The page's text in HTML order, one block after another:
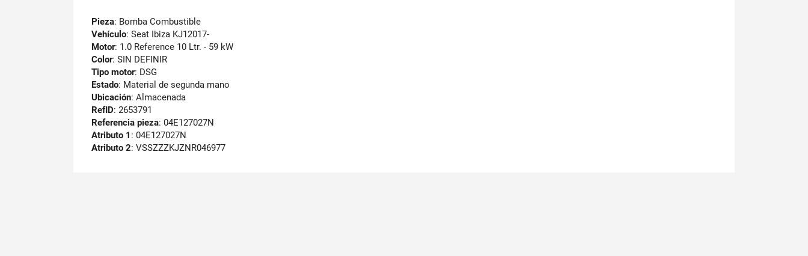
Pieza: Bomba Combustible
Vehículo: Seat Ibiza KJ12017-
Motor: 1.0 Reference 10 Ltr. - 59 kW
Color: SIN DEFINIR
Tipo motor: DSG
Estado: Material de segunda mano
Ubicación: Almacenada
RefID: 2653791
Referencia pieza: 04E127027N
Atributo 1 : 04E127027N
Atributo 2: VSSZZZKJZNR046977